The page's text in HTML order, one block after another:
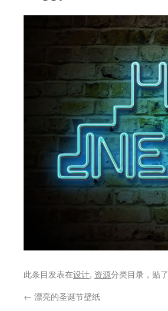
此条目发表在设计, 资源分类目录，贴了
← 漂亮的圣诞节壁纸